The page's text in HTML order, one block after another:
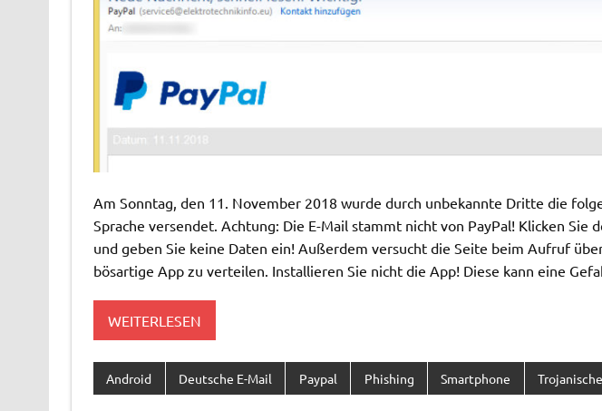
Am Sonntag, den 11. November 2018 wurde durch unbekannte Dritte die
Sprache versendet. Achtung: Die E-Mail stammt nicht von PayPal! Klicken Sie
und geben Sie keine Daten ein! Außerdem versucht die Seite beim Aufruf
bösartige App zu verteilen. Installieren Sie nicht die App! Diese kann eine
WEITERLESEN
Android Deutsche E-Mail Paypal Phishing Smartphone